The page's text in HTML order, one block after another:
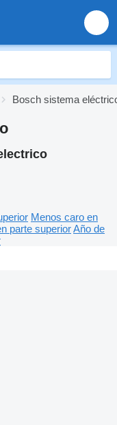
Bosch sistema
Menos caro en
parte superiorAño de